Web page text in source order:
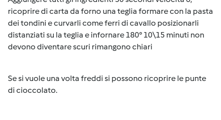
ricoprire di carta da forno una teglia formare con la pasta
dei tondini e curvarli come ferri di cavallo posizionarli
distanziati su la teglia e infornare 180° 10\15 minuti non
devono diventare scuri rimangono chiari
Se si vuole una volta freddi si possono ricoprire le punte
di cioccolato.